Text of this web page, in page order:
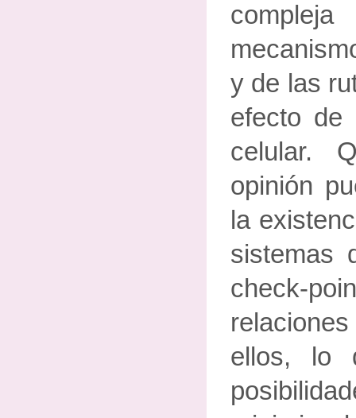
y de las
efecto de
celular.
opinión
la
sistemas
check-
ellos, lo